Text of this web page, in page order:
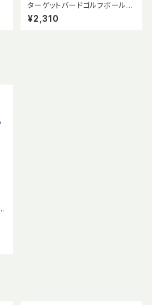
ターゲットバードゴルフボール
【公式球】オールパステルカラー
4個セット (ホルダー付) 競技用
¥2,310